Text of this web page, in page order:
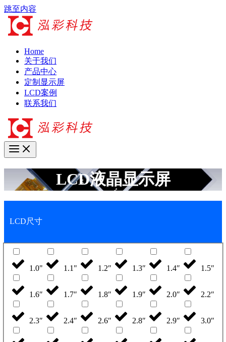
跳至内容
Home
关于我们
产品中心
定制显示屏
LCD案例
联系我们
LCD液晶显示屏
LCD尺寸
1.0" 1.1" 1.2″ 1.3″ 1.4″ 1.5″
1.6″ 1.7″ 1.8″ 1.9″ 2.0″ 2.2″
2.3″ 2.4″ 2.6″ 2.8″ 2.9″ 3.0″